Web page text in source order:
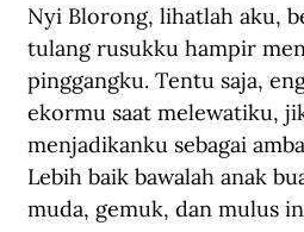
Nyi Blorong, lihatlah aku,
tulang rusukku hampir
pinggangku. Tentu saja,
ekormu saat melewatiku,
menjadikanku sebagai
Lebih baik bawalah anak
muda, gemuk, dan mulus